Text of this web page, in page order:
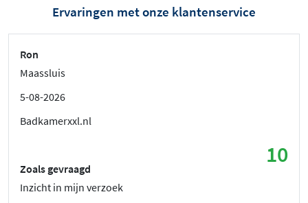
Ervaringen met onze klantenservice
Ron
Maassluis
5-08-2026
Badkamerxxl.nl
10
Zoals gevraagd
Inzicht in mijn verzoek